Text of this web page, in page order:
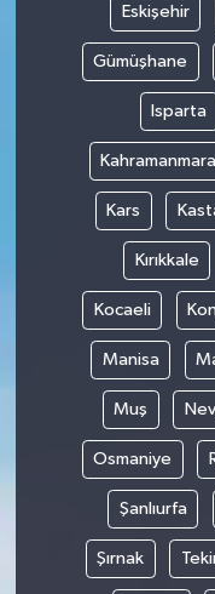
Eskişehir
Gümüşhane
Isparta
Kars
Kırıkkale
Kocaeli
Manisa
Muş
Osmaniye
Şanlıurfa
Şırnak